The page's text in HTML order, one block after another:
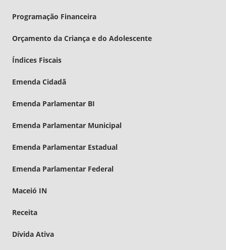
Programação Financeira
Orçamento da Criança e do Adolescente
Índices Fiscais
Emenda Cidadã
Emenda Parlamentar BI
Emenda Parlamentar Municipal
Emenda Parlamentar Estadual
Emenda Parlamentar Federal
Maceió IN
Receita
Dívida Ativa